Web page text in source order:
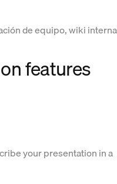
de equipo, wiki interna
features
your presentation in a